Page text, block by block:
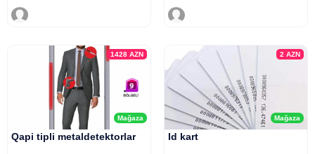
Mağaza
1428AZN
Qapi tipli metaldetektorlar
Mağaza
2 AZN
Id kart